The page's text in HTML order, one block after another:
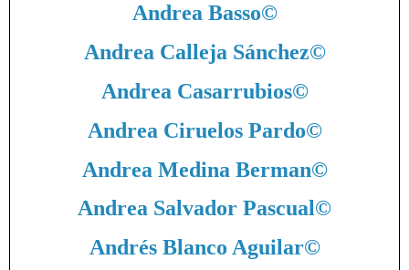
Andrea Basso©
Andrea Calleja Sánchez©
Andrea Casarrubios©
Andrea Ciruelos Pardo©
Andrea Medina Berman©
Andrea Salvador Pascual©
Andrés Blanco Aguilar©